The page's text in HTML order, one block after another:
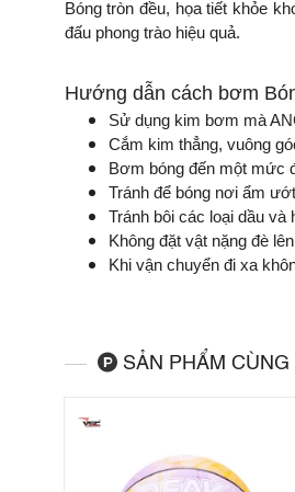
Bóng tròn đều, họa tiết khỏe
đấu phong trào hiệu quả.
Hướng dẫn cách bơm
Sử dụng kim bơm mà
Cắm kim thẳng, vuông
Bơm bóng đến một mức
Tránh để bóng nơi ẩm
Tránh bôi các loại dầu và
Không đặt vật nặng đè
Khi vận chuyển đi xa
SẢN PHẨM